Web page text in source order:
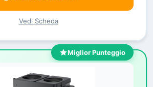
Vedi Scheda
Miglior Punteggio